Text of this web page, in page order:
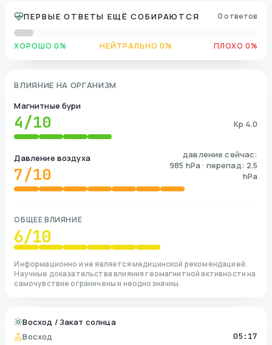
ПЕРВЫЕ ОТВЕТЫ ЕЩЁ СОБИРАЮТСЯ 0 ответов
ХОРОШО 0% НЕЙТРАЛЬНО 0% ПЛОХО 0%
ВЛИЯНИЕ НА ОРГАНИЗМ
Магнитные бури
4/10 Kp 4.0
Давление воздуха
7/10
давление сейчас:
985 hPa · перепад: 2.5
hPa
ОБЩЕЕ ВЛИЯНИЕ
6/10
Информационно и не является медицинской рекомендацией.
Научные доказательства влияния геомагнитной активности на
самочувствие ограничены и неоднозначны.
Восход / Закат солнца
Восход
05:17